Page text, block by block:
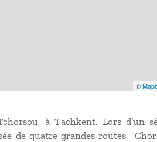
©
à Tachkent. Lors d’un
de quatre grandes routes,